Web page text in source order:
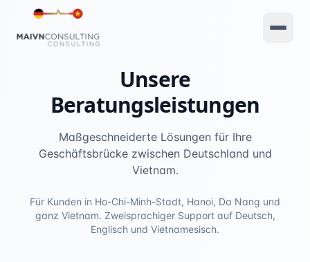
Unsere
Beratungsleistungen
Maßgeschneiderte Lösungen für Ihre
Geschäftsbrücke zwischen Deutschland und
Vietnam.
Für Kunden in Ho-Chi-Minh-Stadt, Hanoi, Da Nang und
ganz Vietnam. Zweisprachiger Support auf Deutsch,
Englisch und Vietnamesisch.